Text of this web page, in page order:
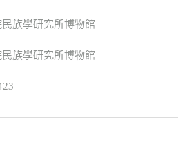
族學研究所博物館
族學研究所博物館